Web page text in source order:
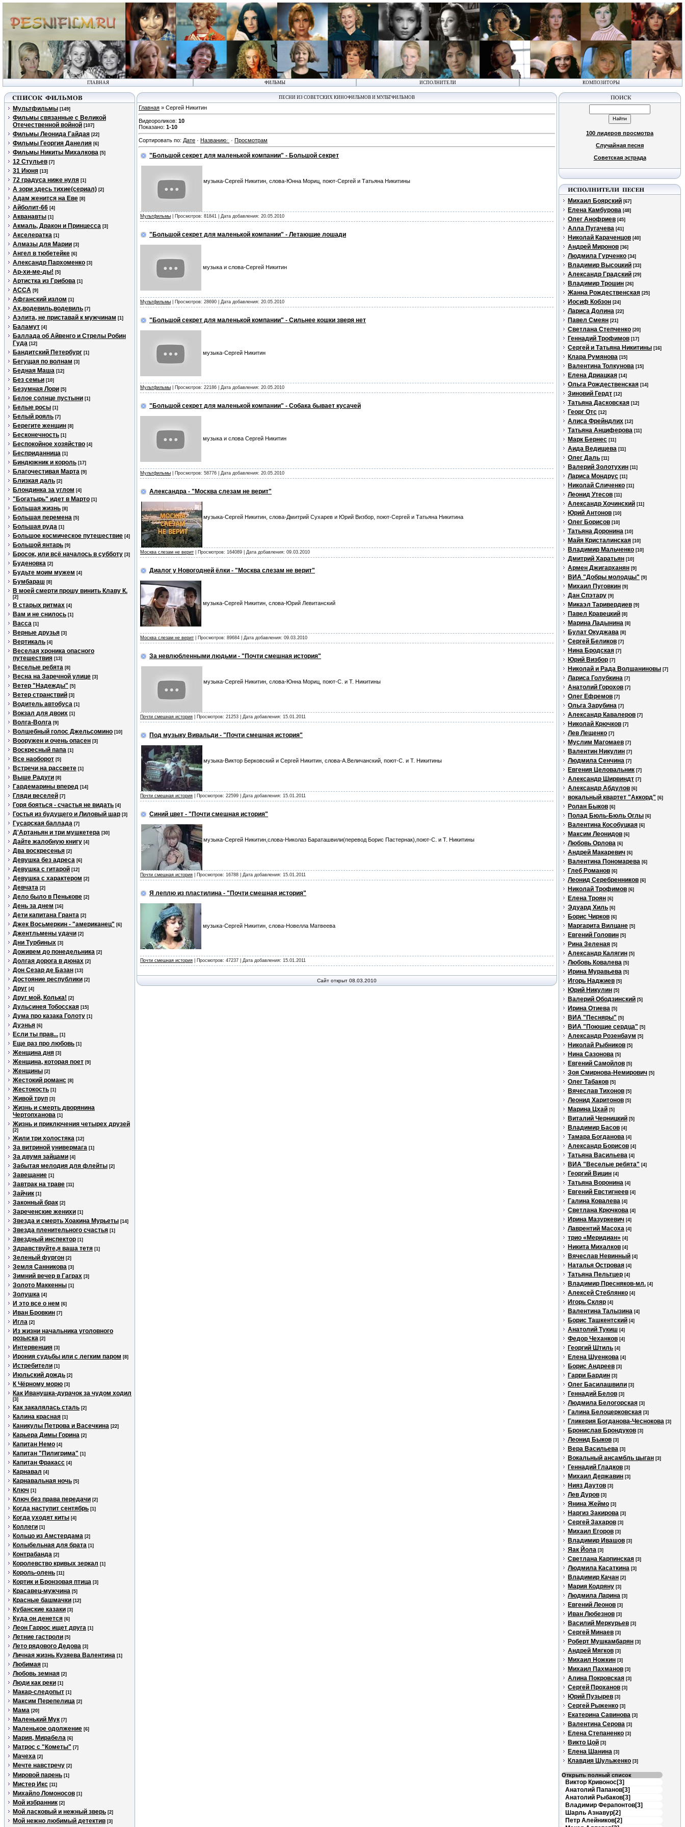
ГЛАВНАЯ ФИЛЬМЫ ИСПОЛНИТЕЛИ КОМПОЗИТОРЫ
Мультфильмы [149]
Фильмы связанные с Великой
Отечественной войной [107]
Фильмы Леонида Гайдая [22]
Фильмы Георгия Данелия [6]
Фильмы Никиты Михалкова [5]
12 Стульев [7]
31 Июня [13]
72 градуса ниже нуля [1]
А зори здесь тихие(сериал) [2]
Адам женится на Еве [8]
Айболит-66 [4]
Акванавты [1]
Акмаль, Дракон и Принцесса [3]
Акселератка [1]
Алмазы для Марии [3]
Ангел в тюбетейке [6]
Александр Пархоменко [3]
Ар-хи-ме-ды! [5]
Артистка из Грибова [1]
АССА [9]
Афганский излом [1]
Ах,водевиль,водевиль [7]
Аэлита, не приставай к мужчинам [1]
Баламут [4]
Баллада об Айвенго и Стрелы Робин
Гуда [12]
Бандитский Петербург [1]
Бегущая по волнам [3]
Бедная Маша [12]
Без семьи [10]
Безумная Лори [5]
Белое солнце пустыни [1]
Белые росы [1]
Белый рояль [7]
Берегите женщин [8]
Бесконечность [1]
Беспокойное хозяйство [4]
Бесприданница [1]
Биндюжник и король [17]
Благочестивая Марта [9]
Близкая даль [2]
Блондинка за углом [4]
"Богатырь" идет в Марто [1]
Большая жизнь [8]
Большая перемена [5]
Большая руда [1]
Большое космическое путешествие [4]
Большой янтарь [9]
Бросок, или всё началось в субботу [3]
Буденовка [2]
Будьте моим мужем [4]
Бумбараш [8]
В моей смерти прошу винить Клаву К.
[2]
В старых ритмах [4]
Вам и не снилось [1]
Васса [1]
Верные друзья [3]
Вертикаль [4]
Веселая хроника опасного
путешествия [13]
Веселые ребята [8]
Весна на Заречной улице [3]
Ветер "Надежды" [5]
Ветер странствий [3]
Водитель автобуса [1]
Вокзал для двоих [1]
Волга-Волга [9]
Волшебный голос Джельсомино [10]
Вооружен и очень опасен [3]
Воскресный папа [1]
Все наоборот [5]
Встречи на рассвете [1]
Выше Радуги [8]
Гардемарины вперед [14]
Гляди веселей [7]
Горя бояться - счастья не видать [4]
Гостья из будущего и Лиловый шар [3]
Гусарская баллада [7]
Д'Артаньян и три мушкетера [30]
Дайте жалобную книгу [4]
Два воскресенья [2]
Девушка без адреса [6]
Девушка с гитарой [12]
Девушка с характером [2]
Девчата [2]
Дело было в Пенькове [2]
День за днем [16]
Дети капитана Гранта [2]
Джек Восьмеркин - "американец" [6]
Джентльмены удачи [2]
Дни Турбиных [3]
Доживем до понедельника [2]
Долгая дорога в дюнах [2]
Дон Сезар де Базан [13]
Достояние республики [2]
Друг [4]
Друг мой, Колька! [2]
Дульсинея Тобосская [15]
Дума про казака Голоту [1]
Дуэнья [6]
Если ты прав... [1]
Еще раз про любовь [1]
Женщина дня [3]
Женщина, которая поет [9]
Женщины [2]
Жестокий романс [8]
Жестокость [1]
Живой труп [3]
Жизнь и смерть дворянина
Чертопханова [1]
Жизнь и приключения четырех друзей
[2]
Жили три холостяка [12]
За витриной универмага [1]
За двумя зайцами [4]
Забытая мелодия для флейты [2]
Завещание [1]
Завтрак на траве [11]
Зайчик [1]
Законный брак [2]
Зареченские женихи [1]
Звезда и смерть Хоакина Мурьеты [14]
Звезда пленительного счастья [1]
Звездный инспектор [1]
Здравствуйте,я ваша тетя [1]
Зеленый фургон [2]
Земля Санникова [3]
Зимний вечер в Гаграх [3]
Золото Маккенны [1]
Золушка [4]
И это все о нем [6]
Иван Бровкин [7]
Игла [2]
Из жизни начальника уголовного
розыска [2]
Интервенция [3]
Ирония судьбы или с легким паром [8]
Истребители [1]
Июльский дождь [2]
К Чёрному морю [3]
Как Иванушка-дурачок за чудом ходил
[3]
Как закалялась сталь [2]
Калина красная [1]
Каникулы Петрова и Васечкина [22]
Карьера Димы Горина [2]
Капитан Немо [4]
Капитан "Пилигрима" [1]
Капитан Фракасс [4]
Карнавал [4]
Карнавальная ночь [5]
Ключ [1]
Ключ без права передачи [2]
Когда наступит сентябрь [1]
Когда уходят киты [4]
Коллеги [1]
Кольцо из Амстердама [2]
Колыбельная для брата [1]
Контрабанда [2]
Королевство кривых зеркал [1]
Король-олень [11]
Кортик и Бронзовая птица [3]
Красавец-мужчина [5]
Красные башмачки [12]
Кубанские казаки [3]
Куда он денется [6]
Леон Гаррос ищет друга [1]
Летние гастроли [5]
Лето рядового Дедова [3]
Личная жизнь Кузяева Валентина [1]
Любимая [1]
Любовь земная [2]
Люди как реки [1]
Макар-следопыт [1]
Максим Перепелица [2]
Мама [20]
Маленький Мук [7]
Маленькое одолжение [6]
Мария, Мирабела [6]
Матрос с "Кометы" [7]
Мачеха [2]
Мечте навстречу [2]
Мировой парень [1]
Мистер Икс [11]
Михайло Ломоносов [1]
Мой избранник [2]
Мой ласковый и нежный зверь [2]
Мой нежно любимый детектив [3]
ПЕСНИ ИЗ СОВЕТСКИХ КИНОФИЛЬМОВ И МУЛЬТФИЛЬМОВ
Главная » Сергей Никитин
Видеороликов: 10
Показано: 1-10
Сортировать по: Дате · Названию · Просмотрам
"Большой секpет для маленькой компании" - Большой секрет
музыка-Сергей Никитин, слова-Юнна Мориц, поют-Сергей и Татьяна Никитины
Мультфильмы | Просмотров: 81841 | Дата добавления: 20.05.2010
"Большой секpет для маленькой компании" - Летающие лошади
музыка и слова-Сергей Никитин
Мультфильмы | Просмотров: 28690 | Дата добавления: 20.05.2010
"Большой секpет для маленькой компании" - Сильнее кошки зверя нет
музыка-Сергей Никитин
Мультфильмы | Просмотров: 22186 | Дата добавления: 20.05.2010
"Большой секpет для маленькой компании" - Собака бывает кусачей
музыка и слова Сергей Никитин
Мультфильмы | Просмотров: 58776 | Дата добавления: 20.05.2010
Александра - "Москва слезам не верит"
музыка-Сергей Никитин, слова-Дмитрий Сухарев и Юрий Визбор, поют-Сергей и Татьяна Никитина
Москва слезам не верит | Просмотров: 164089 | Дата добавления: 09.03.2010
Диалог у Новогодней ёлки - "Москва слезам не верит"
музыка-Сергей Никитин, слова-Юрий Левитанский
Москва слезам не верит | Просмотров: 89684 | Дата добавления: 09.03.2010
За невлюбленными людьми - "Почти смешная история"
музыка-Сергей Никитин, слова-Юнна Мориц, поют-С. и Т. Никитины
Почти смешная история | Просмотров: 21253 | Дата добавления: 15.01.2011
Под музыку Вивальди - "Почти смешная история"
музыка-Виктор Берковский и Сергей Никитин, слова-А.Величанский, поют-С. и Т. Никитины
Почти смешная история | Просмотров: 22599 | Дата добавления: 15.01.2011
Синий цвет - "Почти смешная история"
музыка-Сергей Никитин,слова-Николаз Бараташвили(перевод Борис Пастернак),поют-С. и Т. Никитины
Почти смешная история | Просмотров: 16788 | Дата добавления: 15.01.2011
Я леплю из пластилина - "Почти смешная история"
музыка-Сергей Никитин, слова-Новелла Матвеева
Почти смешная история | Просмотров: 47237 | Дата добавления: 15.01.2011
Сайт открыт 08.03.2010
100 лидеров просмотра
Случайная песня
Советская эстрада
Михаил Боярский [67]
Елена Камбурова [48]
Олег Анофриев [45]
Алла Пугачева [41]
Николай Караченцов [40]
Андрей Миронов [36]
Людмила Гурченко [34]
Владимир Высоцкий [33]
Александр Градский [29]
Владимир Трошин [26]
Жанна Рождественская [25]
Иосиф Кобзон [24]
Лариса Долина [22]
Павел Смеян [21]
Светлана Степченко [20]
Геннадий Трофимов [17]
Сергей и Татьяна Никитины [16]
Клара Румянова [15]
Валентина Толкунова [15]
Елена Дриацкая [14]
Ольга Рождественская [14]
Зиновий Гердт [12]
Татьяна Дасковская [12]
Георг Отс [12]
Алиса Фрейндлих [12]
Татьяна Анциферова [11]
Марк Бернес [11]
Аида Ведищева [11]
Олег Даль [11]
Валерий Золотухин [11]
Лариса Мондрус [11]
Николай Сличенко [11]
Леонид Утесов [11]
Александр Хочинский [11]
Юрий Антонов [10]
Олег Борисов [10]
Татьяна Доронина [10]
Майя Кристалинская [10]
Владимир Мальченко [10]
Дмитрий Харатьян [10]
Армен Джигарханян [9]
ВИА "Добры молодцы" [9]
Михаил Пуговкин [9]
Дан Спэтару [9]
Микаэл Таривердиев [9]
Павел Кравецкий [8]
Марина Ладынина [8]
Булат Окуджава [8]
Сергей Беликов [7]
Нина Бродская [7]
Юрий Визбор [7]
Николай и Рада Волшаниновы [7]
Лариса Голубкина [7]
Анатолий Горохов [7]
Олег Ефремов [7]
Ольга Зарубина [7]
Александр Кавалеров [7]
Николай Крючков [7]
Лев Лещенко [7]
Муслим Магомаев [7]
Валентин Никулин [7]
Людмила Сенчина [7]
Евгения Целовальник [7]
Александр Ширвиндт [7]
Александр Абдулов [6]
вокальный квартет "Аккорд" [6]
Ролан Быков [6]
Полад Бюль-Бюль Оглы [6]
Валентина Кособуцкая [6]
Максим Леонидов [6]
Любовь Орлова [6]
Андрей Макаревич [6]
Валентина Пономарева [6]
Глеб Романов [6]
Леонид Серебренников [6]
Николай Трофимов [6]
Елена Троян [6]
Эдуард Хиль [6]
Борис Чирков [6]
Маргарита Вилцане [5]
Евгений Головин [5]
Рина Зеленая [5]
Александр Калягин [5]
Любовь Ковалева [5]
Ирина Муравьева [5]
Игорь Наджиев [5]
Юрий Никулин [5]
Валерий Ободзинский [5]
Ирина Отиева [5]
ВИА "Песняры" [5]
ВИА "Поющие сердца" [5]
Александр Розенбаум [5]
Николай Рыбников [5]
Нина Сазонова [5]
Евгений Самойлов [5]
Зоя Смирнова-Немирович [5]
Олег Табаков [5]
Вячеслав Тихонов [5]
Леонид Харитонов [5]
Марина Цхай [5]
Виталий Черницкий [5]
Владимир Басов [4]
Тамара Богданова [4]
Александр Борисов [4]
Татьяна Васильева [4]
ВИА "Веселые ребята" [4]
Георгий Вицин [4]
Татьяна Воронина [4]
Евгений Евстигнеев [4]
Галина Ковалева [4]
Светлана Крючкова [4]
Ирина Мазуркевич [4]
Лаврентий Масоха [4]
трио «Меридиан» [4]
Никита Михалков [4]
Вячеслав Невинный [4]
Наталья Островая [4]
Татьяна Пельтцер [4]
Владимир Пресняков-мл. [4]
Алексей Стеблянко [4]
Игорь Скляр [4]
Валентина Талызина [4]
Борис Ташкентский [4]
Анатолий Тукиш [4]
Федор Чеханков [4]
Георгий Штиль [4]
Елена Шуенкова [4]
Борис Андреев [3]
Гарри Бардин [3]
Олег Басилашвили [3]
Геннадий Белов [3]
Людмила Белогорская [3]
Галина Белоцерковская [3]
Гликерия Богданова-Чеснокова [3]
Бронислав Брондуков [3]
Леонид Быков [3]
Вера Васильева [3]
Вокальный ансамбль цыган [3]
Геннадий Гладков [3]
Михаил Державин [3]
Нияз Даутов [3]
Лев Дуров [3]
Янина Жеймо [3]
Наргиз Закирова [3]
Сергей Захаров [3]
Михаил Егоров [3]
Владимир Ивашов [3]
Яак Йола [3]
Светлана Карпинская [3]
Людмила Касаткина [3]
Владимир Качан [2]
Мария Кодряну [3]
Людмила Ларина [3]
Евгений Леонов [3]
Иван Любезнов [3]
Василий Меркурьев [3]
Сергей Минаев [3]
Роберт Мушкамбарян [3]
Андрей Мягков [3]
Михаил Ножкин [3]
Михаил Пахманов [3]
Алина Покровская [3]
Сергей Проханов [3]
Юрий Пузырев [3]
Сергей Рыженко [3]
Екатерина Савинова [3]
Валентина Серова [3]
Елена Степаненко [3]
Викто Цой [3]
Елена Шанина [3]
Клавдия Шульженко [3]
Открыть полный список
Виктор Кривонос[3]
Анатолий Папанов[3]
Анатолий Рыбаков[3]
Владимир Ферапонтов[3]
Шарль Азнавур[2]
Петр Алейников[2]